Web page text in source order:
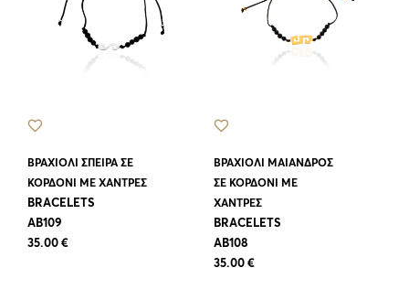
ΒΡΑΧΙΟΛΙ ΣΠΕΙΡΑ ΣΕ
ΚΟΡΔΟΝΙ ΜΕ ΧΑΝΤΡΕΣ
BRACELETS
AB109
35.00 €
ΒΡΑΧΙΟΛΙ ΜΑΙΑΝΔΡΟΣ
ΣΕ ΚΟΡΔΟΝΙ ΜΕ
ΧΑΝΤΡΕΣ
BRACELETS
AB108
35.00 €